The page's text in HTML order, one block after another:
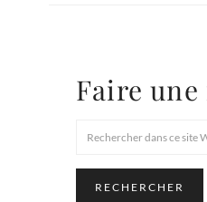
Faire